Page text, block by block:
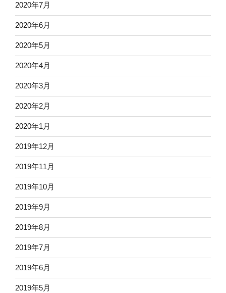
2020年7月
2020年6月
2020年5月
2020年4月
2020年3月
2020年2月
2020年1月
2019年12月
2019年11月
2019年10月
2019年9月
2019年8月
2019年7月
2019年6月
2019年5月